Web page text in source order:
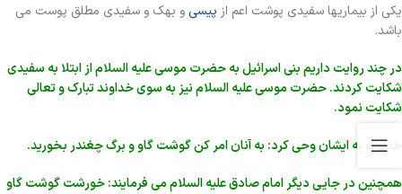
یکی از بیماریها سفیدی پوشت اعم از پیسی و بهک و سفیدی مطلق پوست می
باشد.
در چند روایت داریم بنی اسرائیل به حضرت موسی علیه السلام از ابتلا به سفیدی
شکایت کردند. حضرت موسی علیه السلام نیز به سوی خداوند تبارک و تعالی
شکایت نمود.
خداوند به ایشان وحی کرد: به آنان امر کن گوشت گاو و برگ چغندر بخورید.
همچنین در جایی دیگر امام صادق علیه السلام می فرمایند: خورشت گوشت گاو